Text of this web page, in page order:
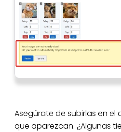
Asegúrate de subirlas en el
que aparezcan. ¿Algunas